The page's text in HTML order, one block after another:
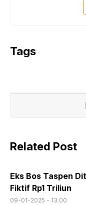
Tags
Related Post
Eks Bos Taspen
Fiktif Rp1 Triliun
09-01-2025 - 13.00